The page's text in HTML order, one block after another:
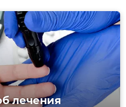
лечения